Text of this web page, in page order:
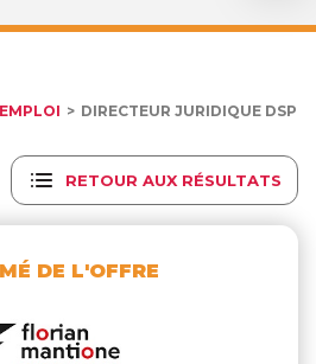
DIRECTEUR JURIDIQUE DSP
RETOUR AUX RÉSULTATS
DE L'OFFRE